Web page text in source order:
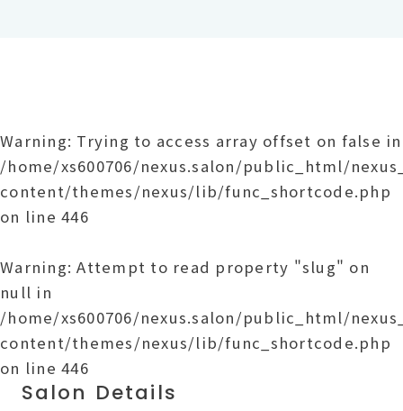
Warning: Trying to access array offset on false in
/home/xs600706/nexus.salon/public_html/
content/themes/nexus/lib/func_shortcode.php
on line446
Warning: Attempt to read property "slug" on
null in
/home/xs600706/nexus.salon/public_html/
content/themes/nexus/lib/func_shortcode.php
on line446
Salon Details